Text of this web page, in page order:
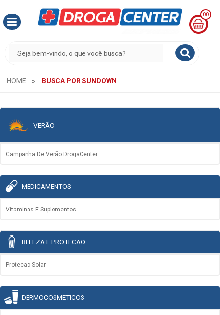
00
CESTA
R$
0,00
HOME BUSCA POR SUNDOWN
VERÃO
Campanha De Verão DrogaCenter
MEDICAMENTOS
Vitaminas E Suplementos
BELEZA E PROTECAO
Protecao Solar
DERMOCOSMETICOS